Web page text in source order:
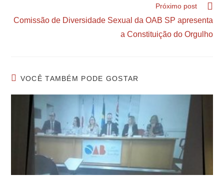
Próximo post
Comissão de Diversidade Sexual da OAB SP apresenta
a Constituição do Orgulho
VOCÊ TAMBÉM PODE GOSTAR